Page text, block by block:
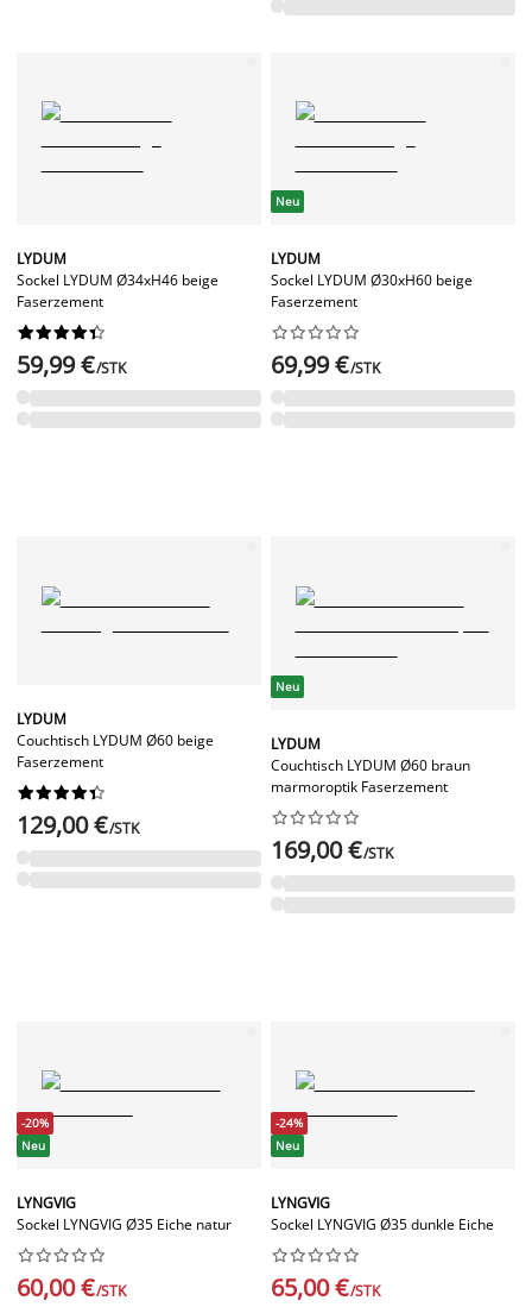
LYDUM
Sockel LYDUM Ø34xH46 beige
Faserzement






59,99 €/STK
Neu
LYDUM
Sockel LYDUM Ø30xH60 beige
Faserzement






69,99 €/STK
LYDUM
Couchtisch LYDUM Ø60 beige
Faserzement






129,00 €/STK
Neu
LYDUM
Couchtisch LYDUM Ø60 braun
marmoroptik Faserzement






169,00 €/STK
-20%
Neu
LYNGVIG
Sockel LYNGVIG Ø35 Eiche natur






60,00 €/STK
-24%
Neu
LYNGVIG
Sockel LYNGVIG Ø35 dunkle Eiche






65,00 €/STK